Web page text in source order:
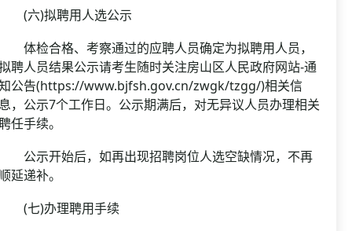
六)拟聘用人选公示
检合格、考察通过的应聘人员确定为拟聘用人员，
聘人员结果公示请考生随时关注房山区人民政府网站-通
公告(https://www.bjfsh.gov.cn/zwgk/tzgg/)相关信
，公示7个工作日。公示期满后，对无异议人员办理相关
任手续。
示开始后，如再出现招聘岗位人选空缺情况，不再
延递补。
七)办理聘用手续